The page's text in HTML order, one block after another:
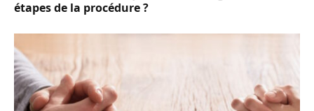
étapes de la procédure ?